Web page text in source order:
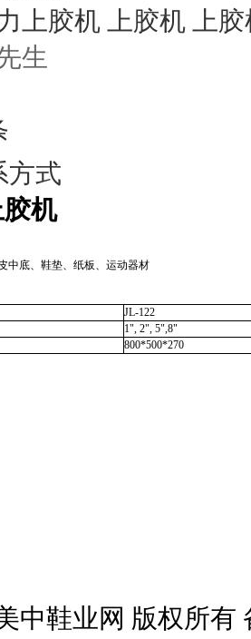
上胶机 上胶机
上
生
方式
机
中底、鞋垫、纸板、运动器材
JL-122
1", 2", 5",8"
800*500*270
中鞋业网 版权所有